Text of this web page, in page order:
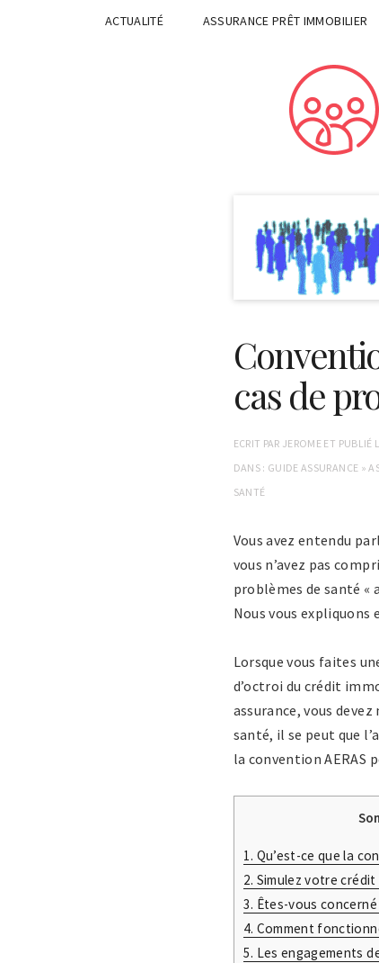
ACTUALITÉ ASSURANCE PRÊT IMMOBILIER
cas de
ECRIT PAR JEROME ET PUBLIÉ
DANS : GUIDE ASSURANCE »
SANTÉ
Vous avez entendu
vous n’avez pas
problèmes de santé «
Nous vous expliquons
Lorsque vous faites
d’octroi du crédit
assurance, vous
santé, il se peut que
la convention AERAS
1. Qu’est-ce que la
2. Simulez votre crédit
3. Êtes-vous concerné
4. Comment
5. Les engagements